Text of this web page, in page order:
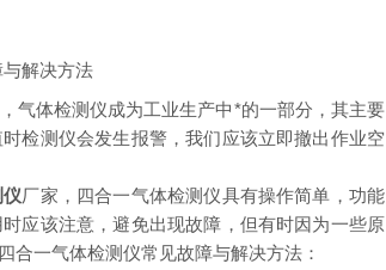
解决方法
体检测仪成为工业生产中*的一部分，其主要
检测仪会发生报警，我们应该立即撤出作业空
厂家，四合一气体检测仪具有操作简单，功能
应该注意，避免出现故障，但有时因为一些原
合一气体检测仪常见故障与解决方法：